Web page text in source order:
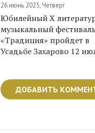
26 июнь 2025, Четверг
Юбилейный X
музыкальный фестиваль
«Традиция» пройдет в
Усадьбе Захарово 12
ДОБАВИТЬ